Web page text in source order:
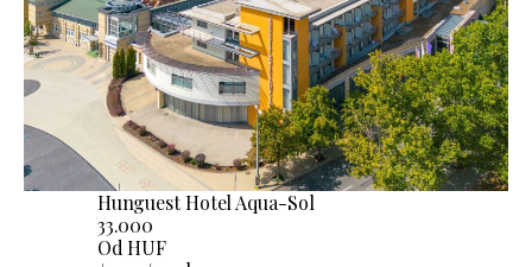
Hunguest Hotel Aqua-Sol
33.000
Od HUF